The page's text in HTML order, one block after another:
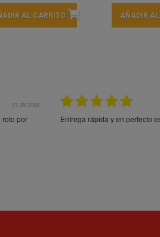
AL CARRITO AÑADIR
21.05.2026
roto por
Entrega rápida y en perfecto